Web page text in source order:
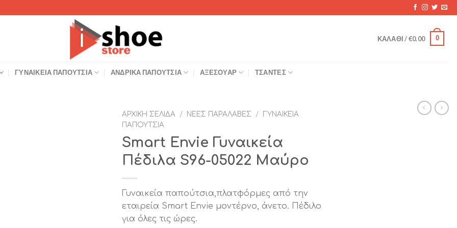
ΚΑΛΆΘΙ /€0.00 0
ΓΥΝΑΙΚΕΊΑ ΠΑΠΟΎΤΣΙΑ ΑΝΔΡΙΚΆ ΠΑΠΟΎΤΣΙΑ ΑΞΕΣΟΥΆΡ ΤΣΆΝΤΕΣ
ΑΡΧΙΚΉ ΣΕΛΊΔΑ / ΝΈΕΣ ΠΑΡΑΛΑΒΈΣ /
ΓΥΝΑΙΚΕΊΑ
ΠΑΠΟΎΤΣΙΑ
Smart Envie Γυναικεία
Πέδιλα S96-05022 Μαύρο
Γυναικεία παπούτσια,πλατφόρμες από την
εταιρεία Smart Envie μοντέρνο, άνετο. Πέδιλο
για όλες τις ώρες.